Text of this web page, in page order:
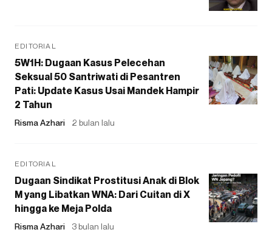
EDITORIAL
5W1H: Dugaan Kasus Pelecehan
Seksual 50 Santriwati di Pesantren
Pati: Update Kasus Usai Mandek Hampir
2 Tahun
Risma Azhari 2 bulan lalu
EDITORIAL
Dugaan Sindikat Prostitusi Anak di Blok
M yang Libatkan WNA: Dari Cuitan di X
hingga ke Meja Polda
Risma Azhari 3 bulan lalu